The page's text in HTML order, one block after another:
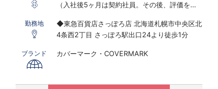
（入社後5ヶ月は契約社員。その後、評価を持
※化粧品販売（美容部員）経験のある方は、
22.6万円～＋交通費全額＋残業代全額
されます。
勤務地
◆東急百貨店さっぽろ店 北海道札幌市中央区北
4条西2丁目 さっぽろ駅出口24より徒歩1分
ブランド カバーマーク・COVERMARK